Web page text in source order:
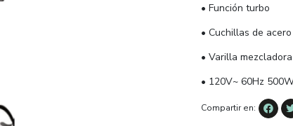
• Función turbo
• Cuchillas de
• Varilla
• 120V~ 60Hz
Compartir en: